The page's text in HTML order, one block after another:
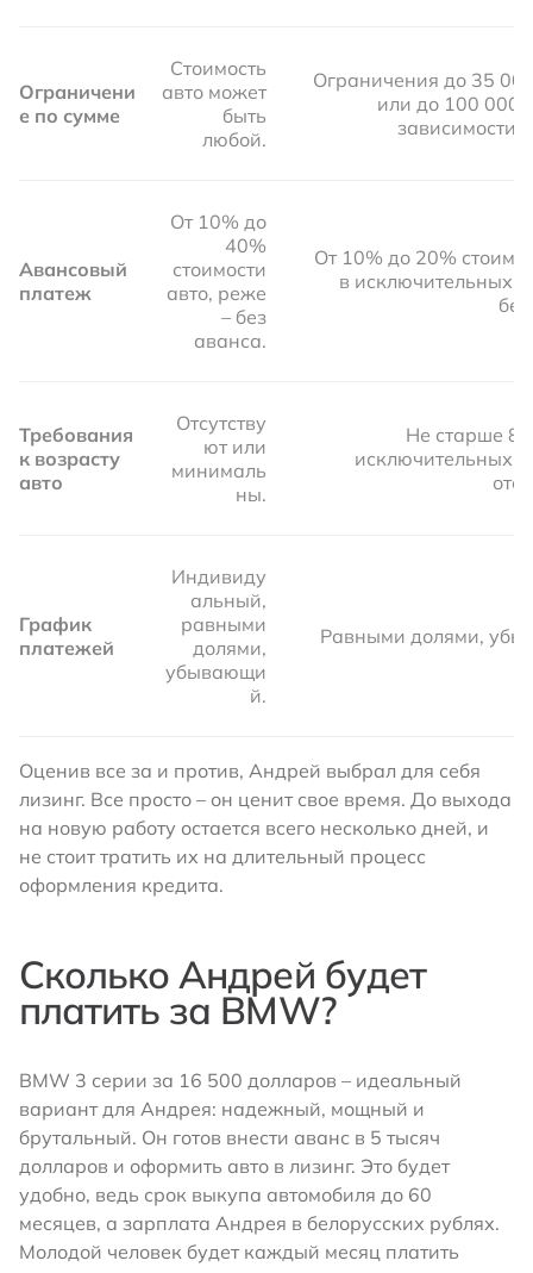
Ограничени
е по сумме
Стоимость
авто может
быть
любой.
Ограничения до 35
или до 100 000
зависимости
Авансовый
платеж
От 10% до
40%
стоимости
авто, реже
– без
аванса.
От 10% до 20%
в исключительных
Требования
к возрасту
авто
Отсутству
ют или
минималь
ны.
Не старше
исключительных
График
платежей
Индивиду
альный,
равными
долями,
убывающи
й.
Равными долями,
Оценив все за и против, Андрей выбрал для себя
лизинг. Все просто – он ценит свое время. До выхода
на новую работу остается всего несколько дней, и
не стоит тратить их на длительный процесс
оформления кредита.
Сколько Андрей будет
платить за BMW?
BMW 3 серии за 16 500 долларов – идеальный
вариант для Андрея: надежный, мощный и
брутальный. Он готов внести аванс в 5 тысяч
долларов и оформить авто в лизинг. Это будет
удобно, ведь срок выкупа автомобиля до 60
месяцев, а зарплата Андрея в белорусских рублях.
Молодой человек будет каждый месяц платить